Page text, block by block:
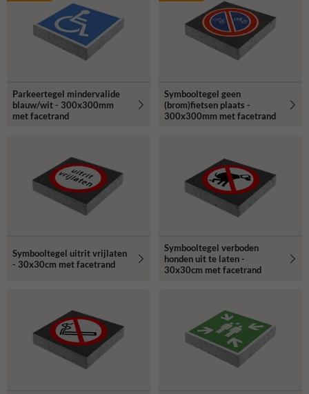
Parkeertegel mindervalide
blauw/wit - 300x300mm
met facetrand
Symbooltegel geen
(brom)fietsen plaats -
300x300mm met facetrand
Symbooltegel uitrit vrijlaten
- 30x30cm met facetrand
Symbooltegel verboden
honden uit te laten -
30x30cm met facetrand